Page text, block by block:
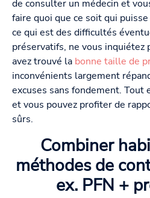
de consulter un médecin et
faire quoi que ce soit qui
ce qui est des difficultés
préservatifs, ne vous inquiétez
avez trouvé la bonne taille de
inconvénients largement
excuses sans fondement. Tout
et vous pouvez profiter de
sûrs.
Combiner
méthodes de
ex. PFN +